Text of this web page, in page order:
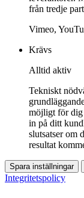
från tredje
Vimeo,
Krävs
Alltid aktiv
Tekniskt
möjligt för dig
in på ditt
slutsatser om
resultat
Spara inställningar
Integritetspolicy